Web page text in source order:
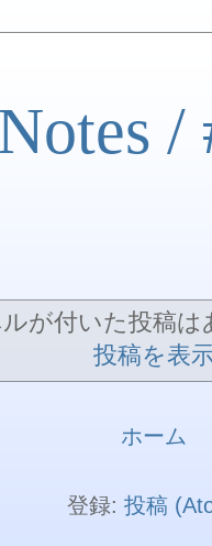
/
が付いた投稿は
投稿を表
ホーム
登録: 投稿